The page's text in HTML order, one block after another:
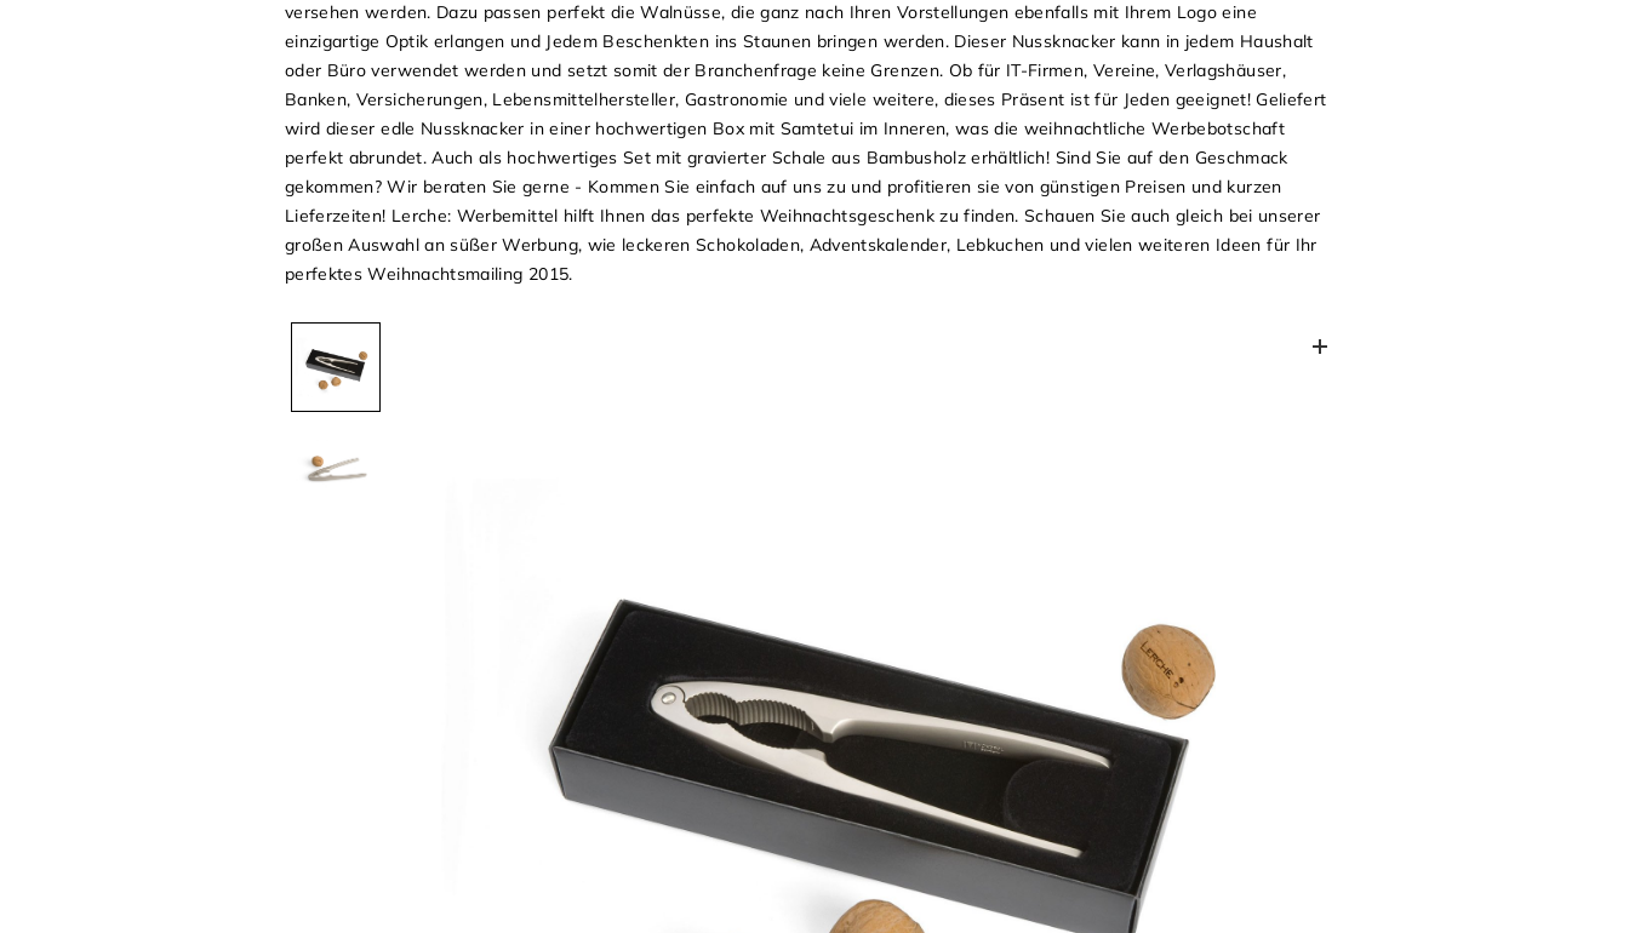
versehen werden. Dazu passen perfekt die Walnüsse, die ganz nach Ihren Vorstellungen ebenfalls mit Ihrem Logo eine
einzigartige Optik erlangen und Jedem Beschenkten ins Staunen bringen werden. Dieser Nussknacker kann in jedem Haushalt
oder Büro verwendet werden und setzt somit der Branchenfrage keine Grenzen. Ob für IT-Firmen, Vereine, Verlagshäuser,
Banken, Versicherungen, Lebensmittelhersteller, Gastronomie und viele weitere, dieses Präsent ist für Jeden geeignet! Geliefert
wird dieser edle Nussknacker in einer hochwertigen Box mit Samtetui im Inneren, was die weihnachtliche Werbebotschaft
perfekt abrundet. Auch als hochwertiges Set mit gravierter Schale aus Bambusholz erhältlich! Sind Sie auf den Geschmack
gekommen? Wir beraten Sie gerne - Kommen Sie einfach auf uns zu und profitieren sie von günstigen Preisen und kurzen
Lieferzeiten! Lerche: Werbemittel hilft Ihnen das perfekte Weihnachtsgeschenk zu finden. Schauen Sie auch gleich bei unserer
großen Auswahl an süßer Werbung, wie leckeren Schokoladen, Adventskalender, Lebkuchen und vielen weiteren Ideen für Ihr
perfektes Weihnachtsmailing 2015.